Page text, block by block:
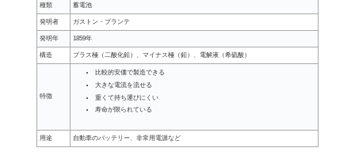
種類 蓄電池
発明者 ガストン・プランテ
発明年 1859年
構造 プラス極（二酸化鉛）、マイナス極（鉛）、電解液（希硫酸）
特徴
比較的安価で製造できる
大きな電流を流せる
重くて持ち運びにくい
寿命が限られている
用途 自動車のバッテリー、非常用電源など